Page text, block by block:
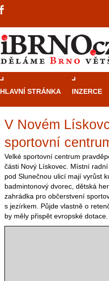
HLAVNÍ STRÁNKA INZERCE
V Novém
sportovní
Velké sportovní centrum
části Nový Lískovec. Místní
pod Slunečnou ulicí mají vyrůst
badmintonový dvorec, dětská
zahrádka pro občerstvení
s jezírkem. Půjde vlastně o
by měly přispět evropské
návštěvníky, tak pro příležitostné